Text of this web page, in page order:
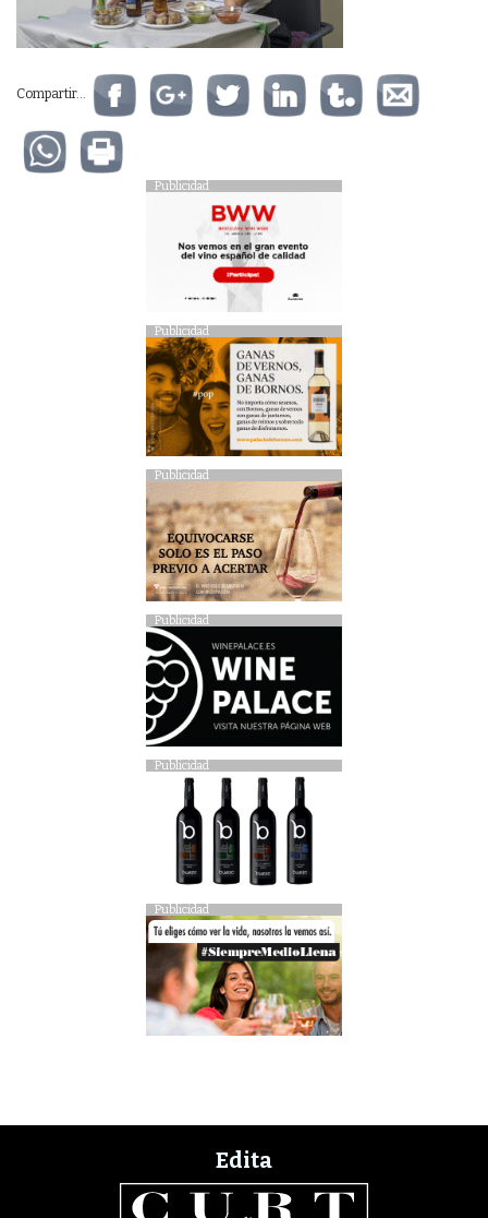
Compartir...
Publicidad
Publicidad
Publicidad
Publicidad
Publicidad
Publicidad
Edita